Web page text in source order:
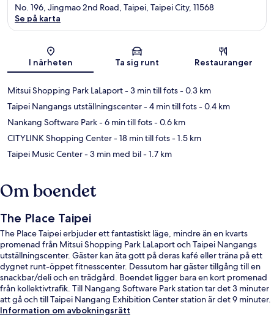
Karta
No. 196, Jingmao 2nd Road, Taipei, Taipei City, 11568
Se på karta
I närheten Ta sig runt Restauranger
Mitsui Shopping Park LaLaport- 3 min till fots- 0.3 km
Taipei Nangangs utställningscenter- 4 min till fots- 0.4 km
Nankang Software Park- 6 min till fots- 0.6 km
CITYLINK Shopping Center- 18 min till fots- 1.5 km
Taipei Music Center- 3 min med bil- 1.7 km
Om boendet
The Place Taipei
The Place Taipei erbjuder ett fantastiskt läge, mindre än en kvarts
promenad från Mitsui Shopping Park LaLaport och Taipei Nangangs
utställningscenter. Gäster kan äta gott på deras kafé eller träna på ett
dygnet runt-öppet fitnesscenter. Dessutom har gäster tillgång till en
snackbar/deli och en trädgård. Boendet ligger bara en kort promenad
från kollektivtrafik. Till Nangang Software Park station tar det 3 minuter
att gå och till Taipei Nangang Exhibition Center station är det 9 minuter.
Information om avbokningsrätt